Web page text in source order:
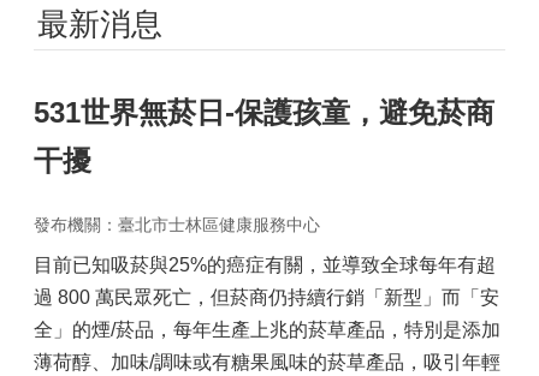
最新消息
531世界無菸日-保護孩童，避免菸商
干擾
發布機關：臺北市士林區健康服務中心
目前已知吸菸與25%的癌症有關，並導致全球每年有超
過 800 萬民眾死亡，但菸商仍持續行銷「新型」而「安
全」的煙/菸品，每年生產上兆的菸草產品，特別是添加
薄荷醇、加味/調味或有糖果風味的菸草產品，吸引年輕